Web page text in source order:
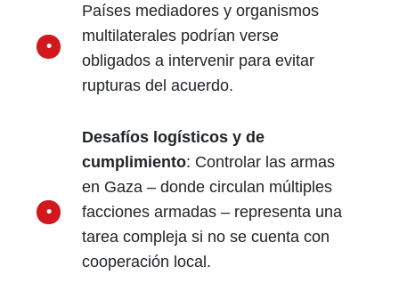
Países mediadores y organismos
multilaterales podrían verse
obligados a intervenir para evitar
rupturas del acuerdo.
Desafíos logísticos y de
cumplimiento: Controlar las armas
en Gaza – donde circulan múltiples
facciones armadas – representa una
tarea compleja si no se cuenta con
cooperación local.